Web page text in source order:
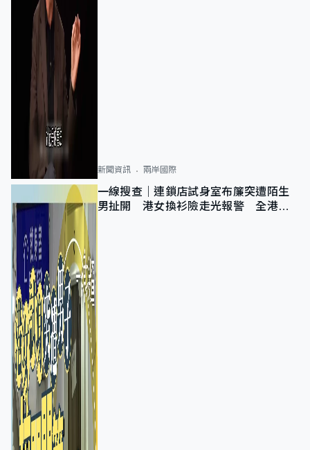
新聞資訊 兩岸國際
一線搜查｜連鎖店試身室布簾突遭陌生
男扯開 港女換衫險走光報警 全港分